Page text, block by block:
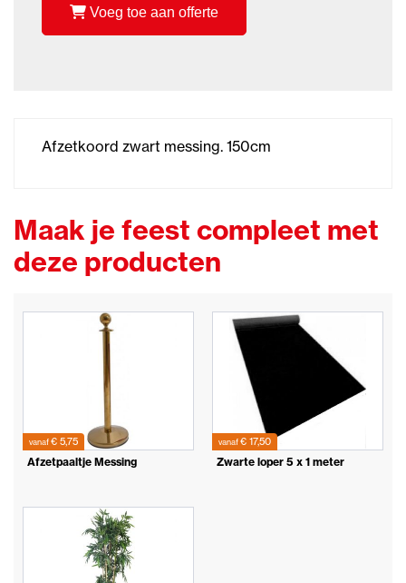
Voeg toe aan offerte
Afzetkoord zwart messing. 150cm
Maak je feest compleet met
deze producten
vanaf€ 5,75
Afzetpaaltje Messing
vanaf€ 17,50
Zwarte loper 5 x 1 meter